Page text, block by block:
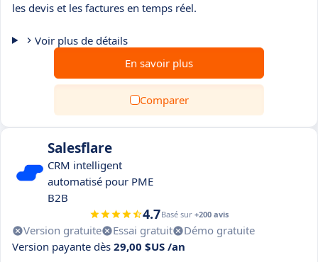
les devis et les factures en temps réel.
Voir plus de détails
En savoir plus
Comparer
Salesflare
CRM intelligent
automatisé pour PME
B2B
4.7Basé sur +200 avis
Version gratuite Essai gratuit
Démo gratuite
Version payante dès 29,00 $US /an